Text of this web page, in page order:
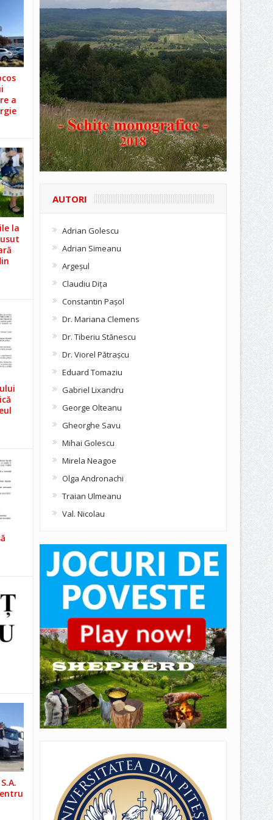
a
la
AUTORI
Adrian Golescu
Adrian Simeanu
Argeşul
Claudiu Diţa
Constantin Pașol
Dr. Mariana Clemens
Dr. Tiberiu Stănescu
Dr. Viorel Pătraşcu
Eduard Tomaziu
Gabriel Lixandru
George Olteanu
Gheorghe Savu
Mihai Golescu
Mirela Neagoe
Olga Andronachi
Traian Ulmeanu
Val. Nicolau